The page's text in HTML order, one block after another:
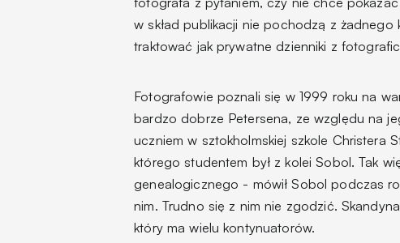
w skład publikacji nie pochodzą z
traktować jak prywatne dzienniki z
Fotografowie poznali się w 1999 roku na
bardzo dobrze Petersena, ze względu na
uczniem w sztokholmskiej szkole Christera
którego studentem był z kolei Sobol.Tak
genealogicznego - mówił Sobol podczas
nim. Trudno się z nim nie zgodzić.
który ma wielu kontynuatorów.